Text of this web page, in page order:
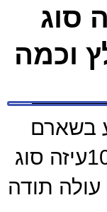
10עיזה סוג
וכמה
בשארם
בסוכות עם 2 ילדים 7 10עיזה סוג
תודה